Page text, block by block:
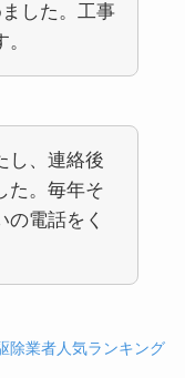
した。工事
し、連絡後
た。毎年そ
の電話をく
除業者人気ランキング